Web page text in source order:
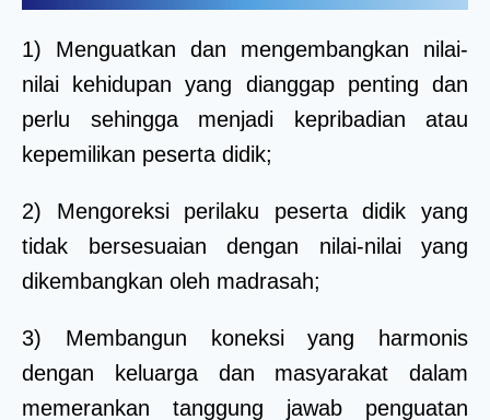
1) Menguatkan dan mengembangkan nilai-
nilai kehidupan yang dianggap penting dan
perlu sehingga menjadi kepribadian atau
kepemilikan peserta didik;
2) Mengoreksi perilaku peserta didik yang
tidak bersesuaian dengan nilai-nilai yang
dikembangkan oleh madrasah;
3) Membangun koneksi yang harmonis
dengan keluarga dan masyarakat dalam
memerankan tanggung jawab penguatan